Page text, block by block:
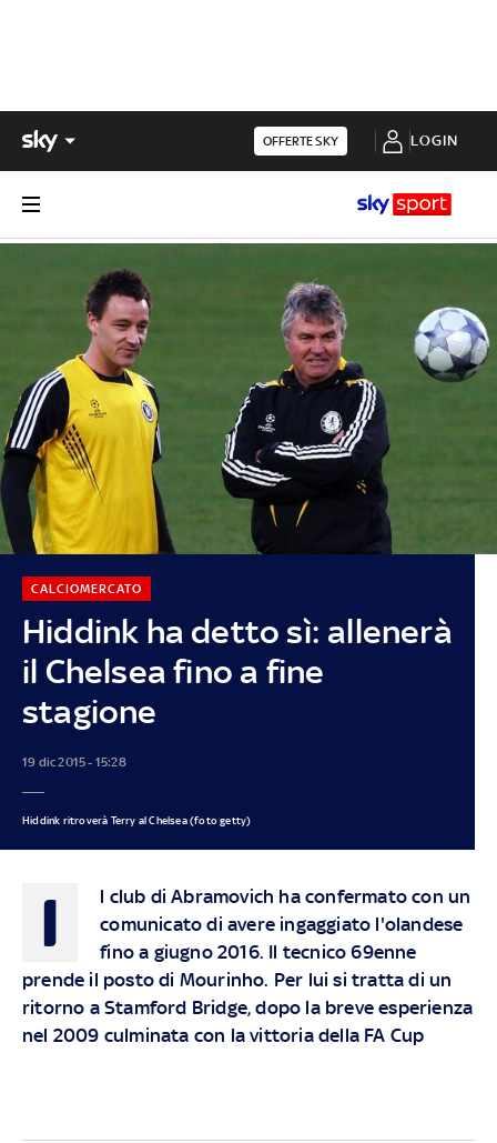
OFFERTE SKY LOGIN
Hiddink ha detto sì: allenerà
il Chelsea fino a fine
stagione
CALCIOMERCATO
19 dic 2015 - 15:28
Hiddink ritroverà Terry al Chelsea (foto getty)
I
l club di Abramovich ha confermato con un
comunicato di avere ingaggiato l'olandese
fino a giugno 2016. Il tecnico 69enne
prende il posto di Mourinho. Per lui si tratta di un
ritorno a Stamford Bridge, dopo la breve esperienza
nel 2009 culminata con la vittoria della FA Cup